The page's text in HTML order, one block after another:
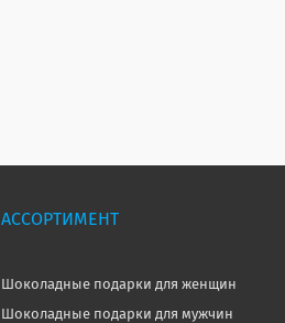
АССОРТИМЕНТ
Шоколадные подарки для женщин
Шоколадные подарки для мужчин